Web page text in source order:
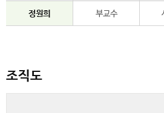
정원희 부교수
조직도